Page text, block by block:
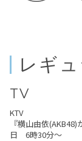
レギ
TV
KTV
『横山由依
日 6時30分～